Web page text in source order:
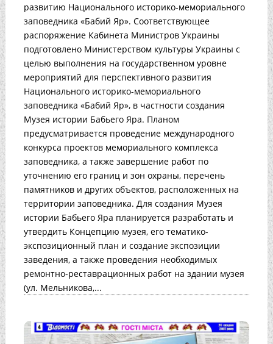
развитию Национального историко-мемориального
заповедника «Бабий Яр». Соответствующее
распоряжение Кабинета Министров Украины
подготовлено Министерством культуры Украины с
целью выполнения на государственном уровне
мероприятий для перспективного развития
Национального историко-мемориального
заповедника «Бабий Яр», в частности создания
Музея истории Бабьего Яра. Планом
предусматривается проведение международного
конкурса проектов мемориального комплекса
заповедника, а также завершение работ по
уточнению его границ и зон охраны, перечень
памятников и других объектов, расположенных на
территории заповедника. Для создания Музея
истории Бабьего Яра планируется разработать и
утвердить Концепцию музея, его тематико-
экспозиционный план и создание экспозиции
заведения, а также проведения необходимых
ремонтно-реставрационных работ на здании музея
(ул. Мельникова,...